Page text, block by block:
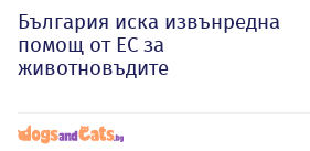
България иска извънредна
помощ от ЕС за
животновъдите